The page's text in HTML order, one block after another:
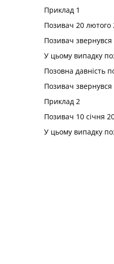
Приклад 1
Позивач 20 лютого
Позивач звернувся
У цьому випадку
Позовна давність
Позивач звернувся
Приклад 2
Позивач 10 січня
У цьому випадку